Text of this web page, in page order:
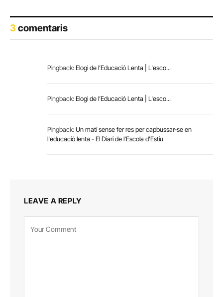
3comentaris
Pingback:Elogi de l’Educació Lenta | L'esco...
Pingback:Elogi de l’Educació Lenta | L'esco...
Pingback:Un matí sense fer res per capbussar-se en
l'educació lenta - El Diari de l'Escola d'Estiu
LEAVE A REPLY